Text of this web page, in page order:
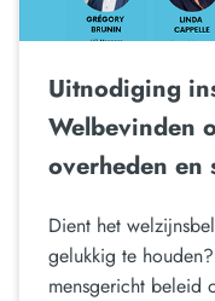
Uitnodiging
Welbevinden
overheden en
Dient het
gelukkig te
mensgericht beleid